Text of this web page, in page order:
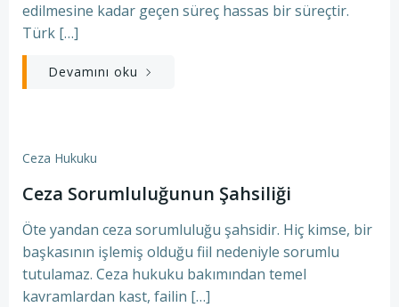
edilmesine kadar geçen süreç hassas bir süreçtir.
Türk […]
Devamını oku
Ceza Hukuku
Ceza Sorumluluğunun Şahsiliği
Öte yandan ceza sorumluluğu şahsidir. Hiç kimse, bir
başkasının işlemiş olduğu fiil nedeniyle sorumlu
tutulamaz. Ceza hukuku bakımından temel
kavramlardan kast, failin […]